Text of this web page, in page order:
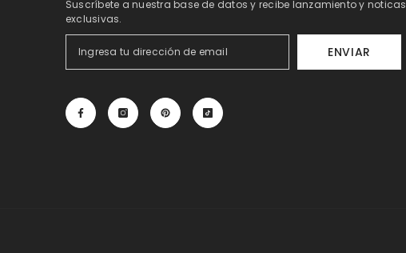
Suscríbete a nuestra base de datos y recibe lanzamiento y noticas
exclusivas.
ENVIAR